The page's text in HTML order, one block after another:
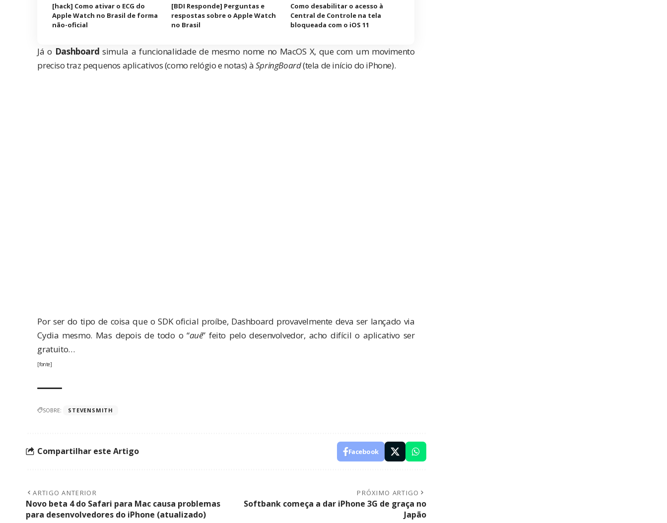
[hack] Como ativar o ECG do
Apple Watch no Brasil de forma
não-oficial
[BDI Responde] Perguntas e
respostas sobre o Apple Watch
no Brasil
Como desabilitar o acesso à
Central de Controle na tela
bloqueada com o iOS 11
Já o Dashboardsimula a funcionalidade de mesmo nome no MacOS X, que com um movimento
preciso traz pequenos aplicativos (como relógio e notas) àSpringBoard(tela de início do iPhone).
Por ser do tipo de coisa que o SDK oficial proíbe, Dashboard provavelmente deva ser lançado via
Cydia mesmo. Mas depois de todo o “auê” feito pelo desenvolvedor, acho difícil o aplicativo ser
gratuito…
[fonte]
SOBRE: STEVENSMITH
Compartilhar este Artigo Facebook
ARTIGO ANTERIOR
Novo beta 4 do Safari para Mac causa problemas
para desenvolvedores do iPhone (atualizado)
PRÓXIMO ARTIGO
Softbank começa a dar iPhone 3G de graça no
Japão